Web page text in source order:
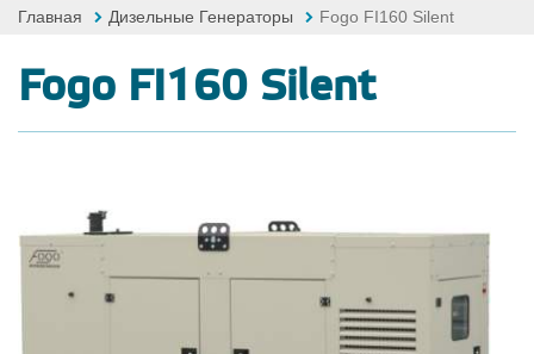
Главная Дизельные Генераторы Fogo FI160 Silent
Fogo FI160 Silent